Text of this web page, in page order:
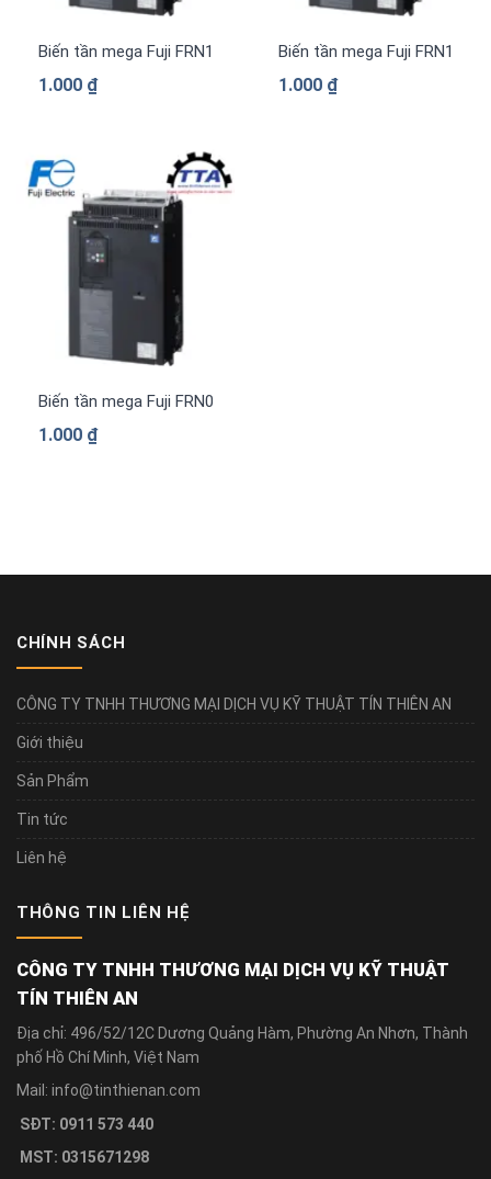
Biến tần mega Fuji FRN1169G2S-4G 3 pha 380 V
1.000 ₫
Biến tần mega Fuji
1.000 ₫
Biến tần mega Fuji FRN0840G2S-4G 3 pha 380 V
1.000 ₫
CHÍNH SÁCH
CÔNG TY TNHH THƯƠNG MẠI DỊCH VỤ KỸ THUẬT TÍN THIÊN AN
Giới thiệu
Sản Phẩm
Tin tức
Liên hệ
THÔNG TIN LIÊN HỆ
CÔNG TY TNHH THƯƠNG MẠI DỊCH VỤ KỸ THUẬT
TÍN THIÊN AN
Địa chỉ: 496/52/12C Dương Quảng Hàm, Phường An Nhơn, Thành
phố Hồ Chí Minh, Việt Nam
Mail: info@tinthienan.com
SĐT: 0911 573 440
MST: 0315671298